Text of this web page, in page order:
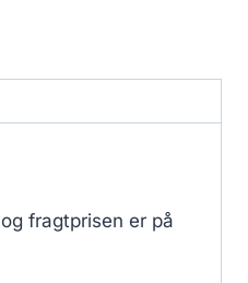
og fragtprisen er på